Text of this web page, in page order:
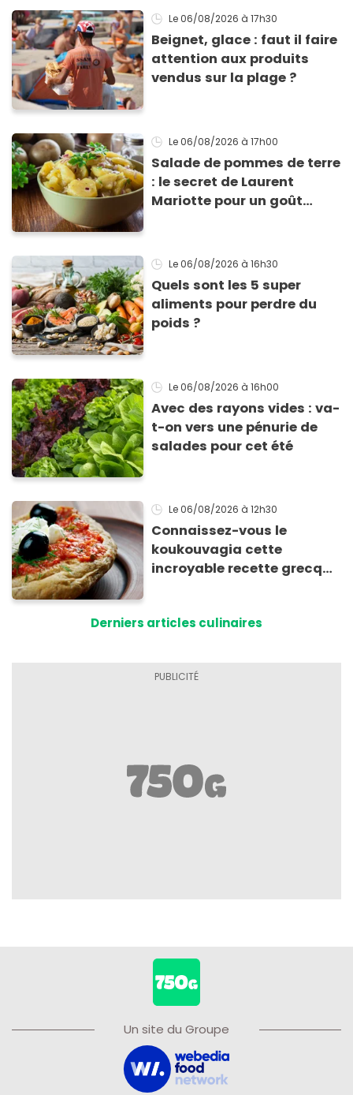
Le 06/08/2026 à 17h30
Beignet, glace : faut il faire
attention aux produits
vendus sur la plage ?
Le 06/08/2026 à 17h00
Salade de pommes de terre
: le secret de Laurent
Mariotte pour un goût
Le 06/08/2026 à 16h30
Quels sont les 5 super
aliments pour perdre du
poids ?
Le 06/08/2026 à 16h00
Avec des rayons vides : va-
t-on vers une pénurie de
salades pour cet été
Le 06/08/2026 à 12h30
Connaissez-vous le
koukouvagia cette
incroyable recette grecque
Derniers articles culinaires
Un site du Groupe